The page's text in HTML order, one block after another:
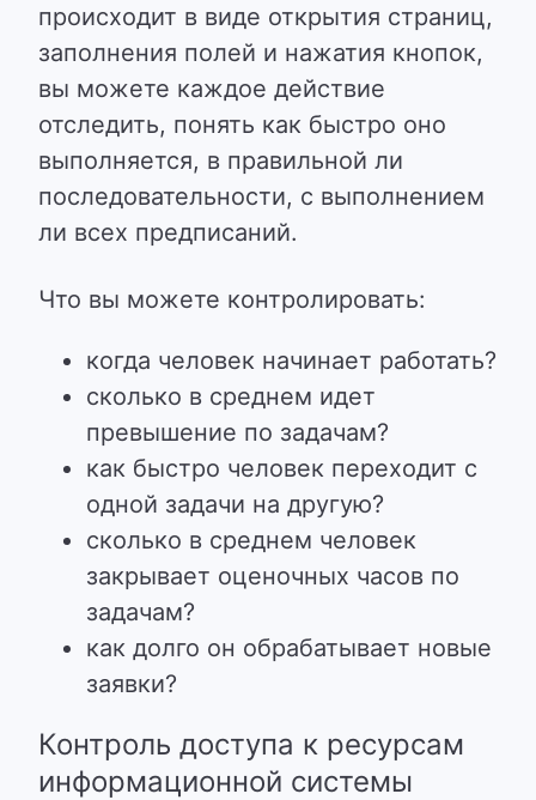
происходит в виде открытия страниц,
заполнения полей и нажатия кнопок,
вы можете каждое действие
отследить, понять как быстро оно
выполняется, в правильной ли
последовательности, с выполнением
ли всех предписаний.
Что вы можете контролировать:
когда человек начинает работать?
сколько в среднем идет
превышение по задачам?
как быстро человек переходит с
одной задачи на другую?
сколько в среднем человек
закрывает оценочных часов по
задачам?
как долго он обрабатывает новые
заявки?
Контроль доступа к ресурсам
информационной системы